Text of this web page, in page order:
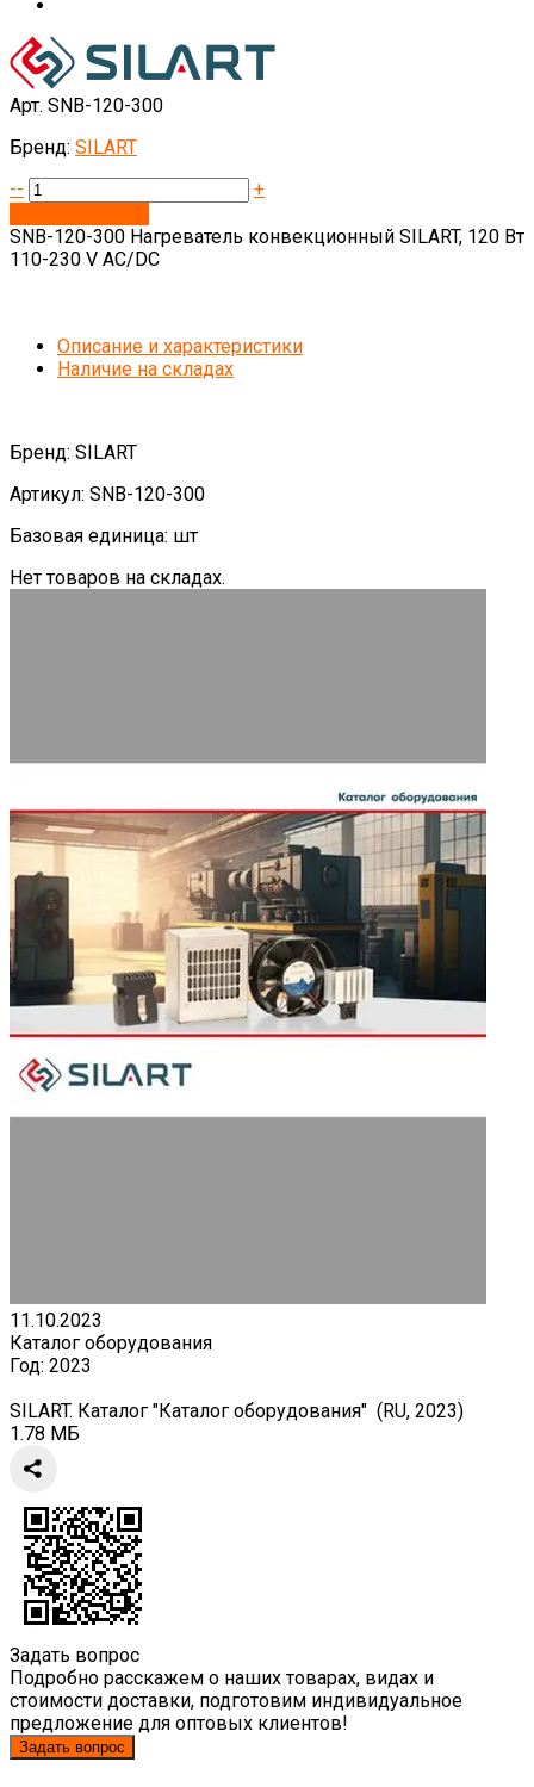
Арт. SNB-120-300
Бренд: SILART
--
+
SNB-120-300 Нагреватель конвекционный SILART, 120 Вт
110-230 V AC/DC
Описание и характеристики
Наличие на складах
Бренд: SILART
Артикул: SNB-120-300
Базовая единица: шт
Нет товаров на складах.
11.10.2023
Каталог оборудования
Год: 2023
SILART. Каталог "Каталог оборудования" (RU, 2023)
1.78 МБ
Задать вопрос
Подробно расскажем о наших товарах, видах и
стоимости доставки, подготовим индивидуальное
предложение для оптовых клиентов!
Задать вопрос